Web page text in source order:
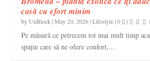
casă cu efort minim
byUnBlock |May 20, 2026|Lifestyle|0 |
Pe măsură ce petrecem tot mai mult timp
spațiu care să ne ofere confort,...